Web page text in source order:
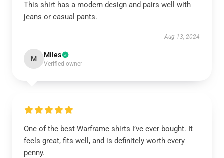
This shirt has a modern design and pairs well with
jeans or casual pants.
Aug 13, 2024
M Miles
Verified owner
One of the best Warframe shirts I’ve ever bought. It
feels great, fits well, and is definitely worth every
penny.